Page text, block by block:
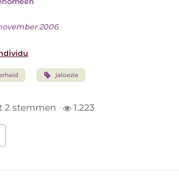
2006
jaloezie
2 stemmen 1.223